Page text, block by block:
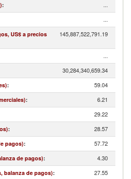
: ...
...
US$ a precios
145,887,522,791.19
...
30,284,340,659.34
: 59.04
: 6.21
29.22
: 28.57
pagos): 57.72
de pagos): 4.30
balanza de pagos): 27.55